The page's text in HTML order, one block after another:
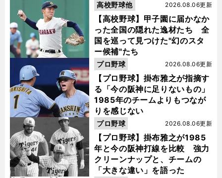
【高校野球】甲子園に届かなか
った全国の隠れた逸材たち 全
国を巡って見つけた"幻のスタ
ー候補"たち
2026.08.06更新
高校野球他
【プロ野球】掛布雅之が指摘す
る「今の阪神に足りないもの」
1985年のチームよりもつなが
りを感じない
2026.08.06更新
プロ野球
【プロ野球】掛布雅之が1985
年と今の阪神打線を比較 強力
クリーンナップと、チームの
「大きな違い」を語った
2026.08.06更新
プロ野球